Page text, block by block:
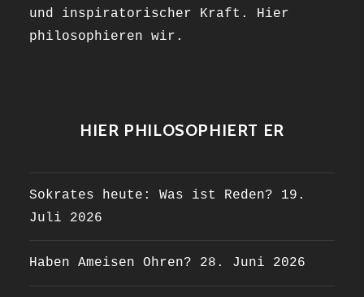
und inspiratorischer Kraft. Hier
philosophieren wir.
HIER PHILOSOPHIERT ER
Sokrates heute: Was ist Reden?
19.
Juli 2026
Haben Ameisen Ohren? 28. Juni 2026